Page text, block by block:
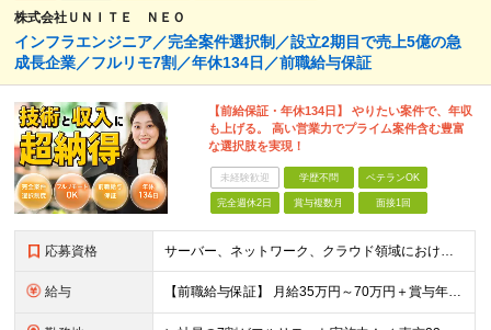
株式会社ＵＮＩＴＥ ＮＥＯ
インフラエンジニア／完全案件選択制／設立2期目で売上5億の急
成長企業／フルリモ7割／年休134日／前職給与保証
【前給保証・年休134日】 やりたい案件で、年収
も上げる。 高い営業力でプライム案件含む豊富
な選択肢を実現！
未経験歓迎 学歴不問 ベテランOK
完全週休2日 賞与複数月 面接1回
応募資格 サーバー、ネットワーク、クラウド領域におけるインフラエンジニアとしての何らかの実務経験（年数不問） ※設計、構築、運用保守、監視等 少しでも実務経験があれば、まずは気軽にエントリーしてみてください！
給与 【前職給与保証】 月給35万円～70万円＋賞与年2回＋各種手当 ※前職の給与・スキル・経験を考慮の上、決定いたします。 ※月給には固定残業代（月30時間分／5万円～10万円）を含みます。超過分は別途